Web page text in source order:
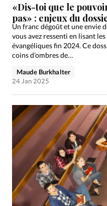
«Dis-toi que le
pas» : enjeux du
Un franc dégoût et une envie
vous avez ressenti en lisant
évangéliques fin 2024. Ce
coins d’ombres de…
Maude Burkhalter
24 Jan 2025